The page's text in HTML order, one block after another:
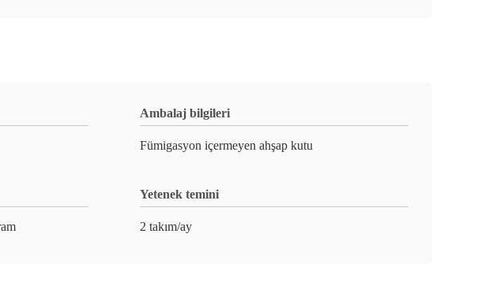
Ambalaj bilgileri
Fümigasyon içermeyen ahşap kutu
Yetenek temini
2 takım/ay